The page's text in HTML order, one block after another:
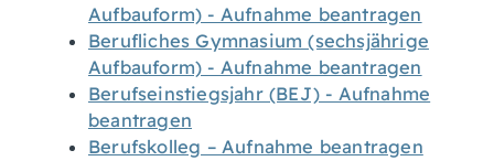
Aufbauform) - Aufnahme beantragen
Berufliches Gymnasium (sechsjährige
Aufbauform) - Aufnahme beantragen
Berufseinstiegsjahr (BEJ) - Aufnahme
beantragen
Berufskolleg – Aufnahme beantragen